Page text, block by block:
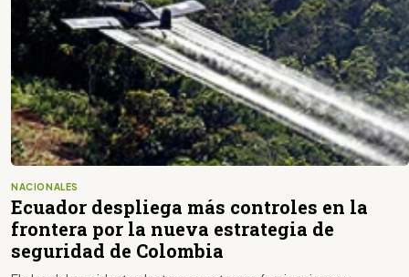
NACIONALES
Ecuador despliega más controles en la
frontera por la nueva estrategia de
seguridad de Colombia